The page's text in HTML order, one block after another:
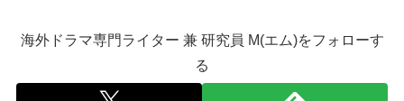
海外ドラマ専門ライター 兼 研究員 M(エム)をフォローす
る